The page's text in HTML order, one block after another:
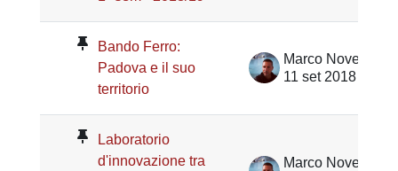
Bando Ferro:
Padova e il suo
territorio
Marco Noventa
11 set 2018
Laboratorio
d'innovazione tra
Marco Noventa